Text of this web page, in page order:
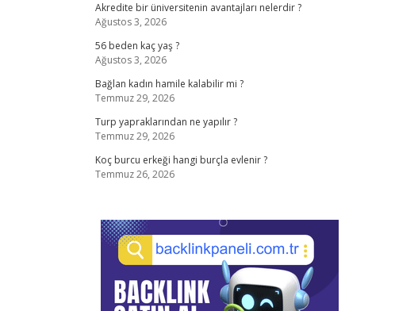
Akredite bir üniversitenin avantajları nelerdir ?
Ağustos 3, 2026
56 beden kaç yaş ?
Ağustos 3, 2026
Bağlan kadın hamile kalabilir mi ?
Temmuz 29, 2026
Turp yapraklarından ne yapılır ?
Temmuz 29, 2026
Koç burcu erkeği hangi burçla evlenir ?
Temmuz 26, 2026